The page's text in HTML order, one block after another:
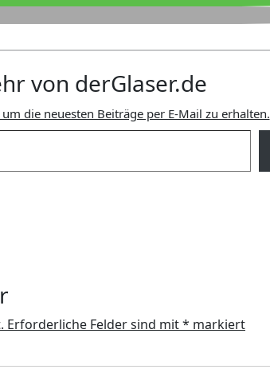
von derGlaser.de
die neuesten Beiträge per E-Mail zu erhalten.
Erforderliche Felder sind mit* markiert